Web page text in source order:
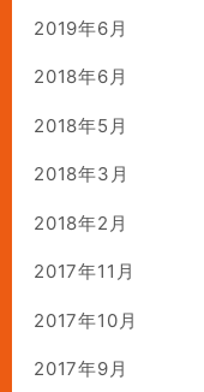
2019年6月
2018年6月
2018年5月
2018年3月
2018年2月
2017年11月
2017年10月
2017年9月